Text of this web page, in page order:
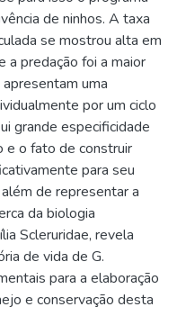
de ninhos. A taxa
se mostrou alta em
a predação foi a maior
uma
por um ciclo
grande especificidade
e o fato de construir
para seu
de representar a
da biologia
Scleruridae, revela
de vida de G.
para a elaboração
e conservação desta